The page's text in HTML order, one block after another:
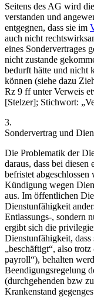
Seitens des AG wird
verstanden und
entgegnen, dass sie im
auch nicht
eines Sondervertrages
nicht zustande
bedurft hätte und nicht
können (siehe dazu
Rz 9 ff unter Verweis
[Stelzer]; Stichwort:
3.
Sondervertrag und
Die Problematik der
daraus, dass bei
befristet
Kündigung wegen
aus. Im öffentlichen
Dienstunfähigkeit
Entlassungs-, sondern
ergibt sich die
Dienstunfähigkeit,
„beschäftigt“, also
payroll“), behalten
Beendigungsregelung
(durchgehenden bzw
Krankenstand